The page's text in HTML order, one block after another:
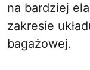
na bardziej
zakresie
bagażowej.